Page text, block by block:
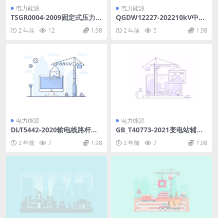
电力能源
TSGR0004-2009固定式压力容
2 年前 12 1.98
电力能源
QGDW12227-202210kV中强
度铝合金导体架空绝缘导线技
术规范(2.55MB)pdf
2 年前 5 1.98
电力能源
DL∕T5442-2020输电线路杆塔
制图和构造规定(15.59MB)pd
f
2 年前 7 1.98
电力能源
GB_T40773-2021变电站辅助
设施监控系统技术规范(1.12M
B)pdf
2 年前 7 1.98